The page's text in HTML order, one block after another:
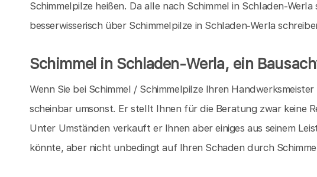
Schimmelpilze heißen. Da alle nach Schimmel in Schladen-
besserwisserisch über Schimmelpilze in Schladen-Werla
Schimmel in Schladen-Werla, ein
Wenn Sie bei Schimmel / Schimmelpilze Ihren
scheinbar umsonst. Er stellt Ihnen für die Beratung zwar keine
Unter Umständen verkauft er Ihnen aber einiges aus seinem
könnte, aber nicht unbedingt auf Ihren Schaden durch